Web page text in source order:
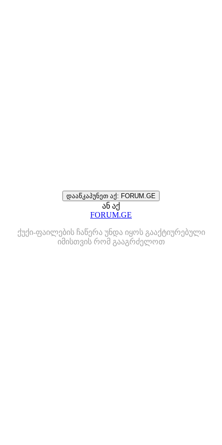
დააწკაპუნეთ აქ: FORUM.GE
ან აქ
FORUM.GE
ქუქი-ფაილების ჩაწერა უნდა იყოს გააქტიურებული
იმისთვის რომ გააგრძელოთ